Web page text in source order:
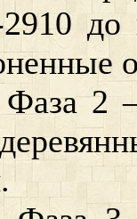
2910
2 —